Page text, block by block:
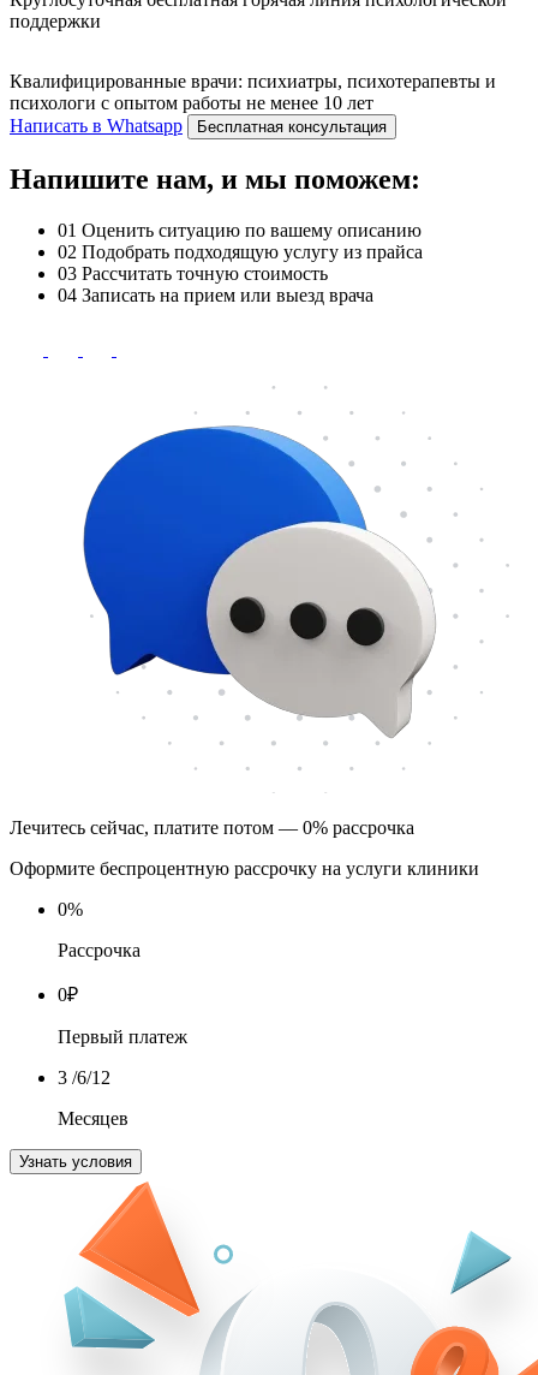
поддержки
Квалифицированные врачи: психиатры, психотерапевты и
психологи с опытом работы не менее 10 лет
Написать в Whatsapp
Бесплатная консультация
Напишите нам, и мы поможем:
01 Оценить ситуацию по вашему описанию
02 Подобрать подходящую услугу из прайса
03 Рассчитать точную стоимость
04 Записать на прием или выезд врача
Лечитесь сейчас, платите потом — 0% рассрочка
Оформите беспроцентную рассрочку на услуги клиники
0%
Рассрочка
0₽
Первый платеж
3 /6/12
Месяцев
Узнать условия